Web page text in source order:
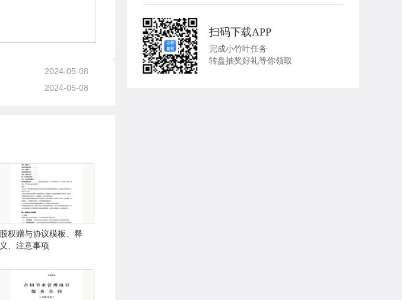
2024-05-08
2024-05-08
股权赠与协议模板、释
义、注意事项
扫码下载APP
完成小竹叶任务
转盘抽奖好礼等你领取